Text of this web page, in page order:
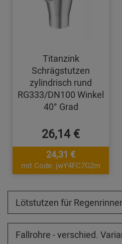
Titanzink
Schrägstutzen
zylindrisch rund
RG333/DN100 Winkel
40° Grad
26,14 €
24,31 €
mit Code: jwY4FC7G2m
Lötstutzen für
Fallrohre - verschied.